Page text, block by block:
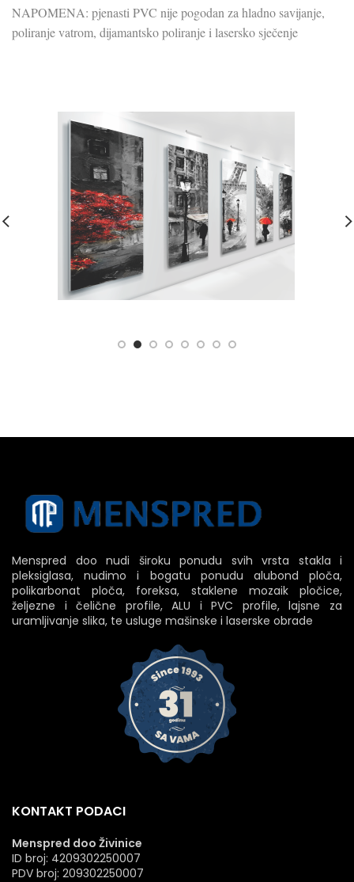
NAPOMENA: pjenasti PVC nije pogodan za hladno savijanje,
poliranje vatrom, dijamantsko poliranje i lasersko sječenje
Menspred doo nudi široku ponudu svih vrsta stakla i
pleksiglasa, nudimo i bogatu ponudu alubond ploča,
polikarbonat ploča, foreksa, staklene mozaik pločice,
željezne i čelične profile, ALU i PVC profile, lajsne za
uramljivanje slika, te usluge mašinske i laserske obrade
KONTAKT PODACI
Menspred doo Živinice
ID broj: 4209302250007
PDV broj: 209302250007